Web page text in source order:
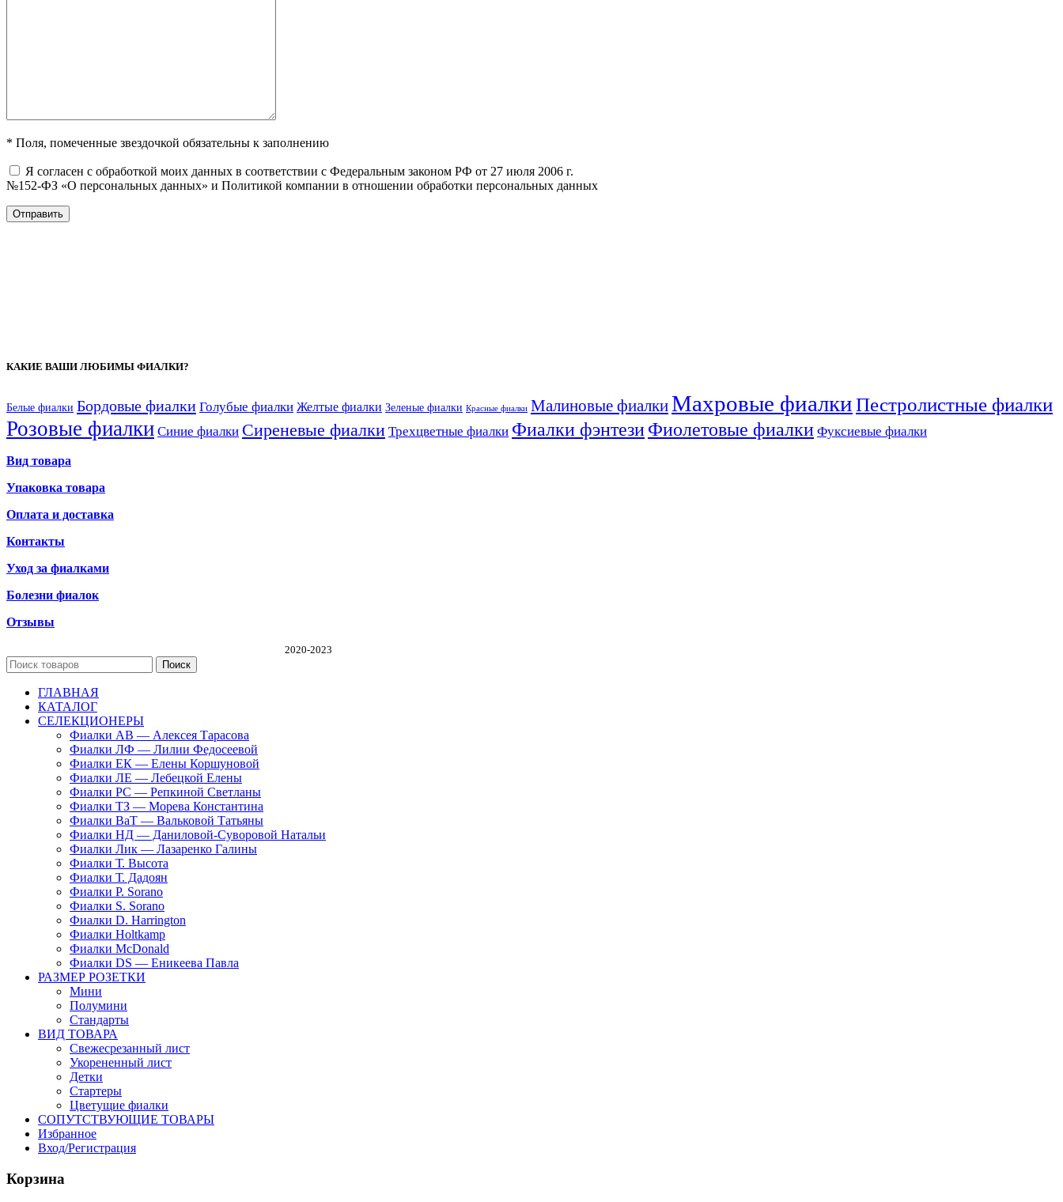
* Поля, помеченные звездочкой обязательны к заполнению
Я согласен с обработкой моих данных в соответствии с Федеральным законом РФ от 27 июля 2006 г.
№152-ФЗ «О персональных данных» и Политикой компании в отношении обработки персональных данных
КАКИЕ ВАШИ ЛЮБИМЫ ФИАЛКИ?
Белые фиалки Бордовые фиалки Голубые фиалки Желтые фиалки Зеленые фиалки Красные фиалки Малиновые фиалкиМахровые фиалкиПестролистные фиалки
Розовые фиалки Синие фиалки Сиреневые фиалки Трехцветные фиалки Фиалки фэнтезиФиолетовые фиалки Фуксиевые фиалки
Вид товара
Упаковка товара
Оплата и доставка
Контакты
Уход за фиалками
Болезни фиалок
Отзывы
2020-2023
Поиск
ГЛАВНАЯ
КАТАЛОГ
СЕЛЕКЦИОНЕРЫ
Фиалки АВ — Алексея Тарасова
Фиалки ЛФ — Лилии Федосеевой
Фиалки ЕК — Елены Коршуновой
Фиалки ЛЕ — Лебецкой Елены
Фиалки РС — Репкиной Светланы
Фиалки ТЗ — Морева Константина
Фиалки ВаТ — Вальковой Татьяны
Фиалки НД — Даниловой-Суворовой Натальи
Фиалки Лик — Лазаренко Галины
Фиалки Т. Высота
Фиалки Т. Дадоян
Фиалки P. Sorano
Фиалки S. Sorano
Фиалки D. Harrington
Фиалки Holtkamp
Фиалки McDonald
Фиалки DS — Еникеева Павла
РАЗМЕР РОЗЕТКИ
Мини
Полумини
Стандарты
ВИД ТОВАРА
Свежесрезанный лист
Укорененный лист
Детки
Стартеры
Цветущие фиалки
СОПУТСТВУЮЩИЕ ТОВАРЫ
Избранное
Вход/Регистрация
Корзина